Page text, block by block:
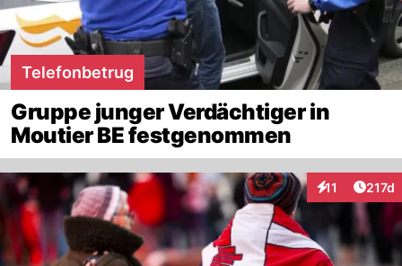
Telefonbetrug
Gruppe junger Verdächtiger in
Moutier BE festgenommen
11
Interaktionen
217d